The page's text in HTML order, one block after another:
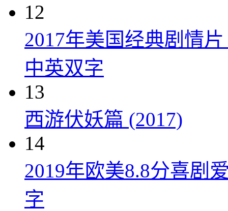
12
2017年美国经典剧情
中英双字
13
西游伏妖篇 (2017)
14
2019年欧美8.8分喜剧
字